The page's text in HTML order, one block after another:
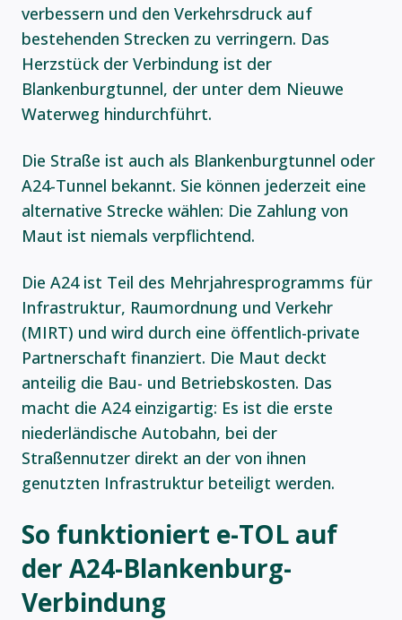
verbessern und den Verkehrsdruck auf
bestehenden Strecken zu verringern. Das
Herzstück der Verbindung ist der
Blankenburgtunnel, der unter dem Nieuwe
Waterweg hindurchführt.
Die Straße ist auch als Blankenburgtunnel oder
A24-Tunnel bekannt. Sie können jederzeit eine
alternative Strecke wählen: Die Zahlung von
Maut ist niemals verpflichtend.
Die A24 ist Teil des Mehrjahresprogramms für
Infrastruktur, Raumordnung und Verkehr
(MIRT) und wird durch eine öffentlich-private
Partnerschaft finanziert. Die Maut deckt
anteilig die Bau- und Betriebskosten. Das
macht die A24 einzigartig: Es ist die erste
niederländische Autobahn, bei der
Straßennutzer direkt an der von ihnen
genutzten Infrastruktur beteiligt werden.
So funktioniert e-TOL auf
der A24-Blankenburg-
Verbindung